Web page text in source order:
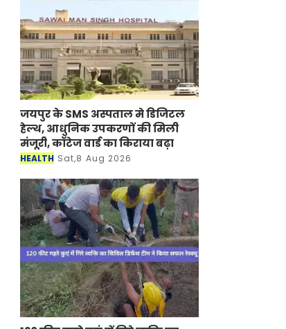
जयपुर के SMS अस्पताल मे डिजिटल
हेल्थ, आधुनिक उपकरणों की मिली
मंजूरी, कॉटेज वार्ड का किराया बढ़ा
HEALTH Sat,8 Aug 2026